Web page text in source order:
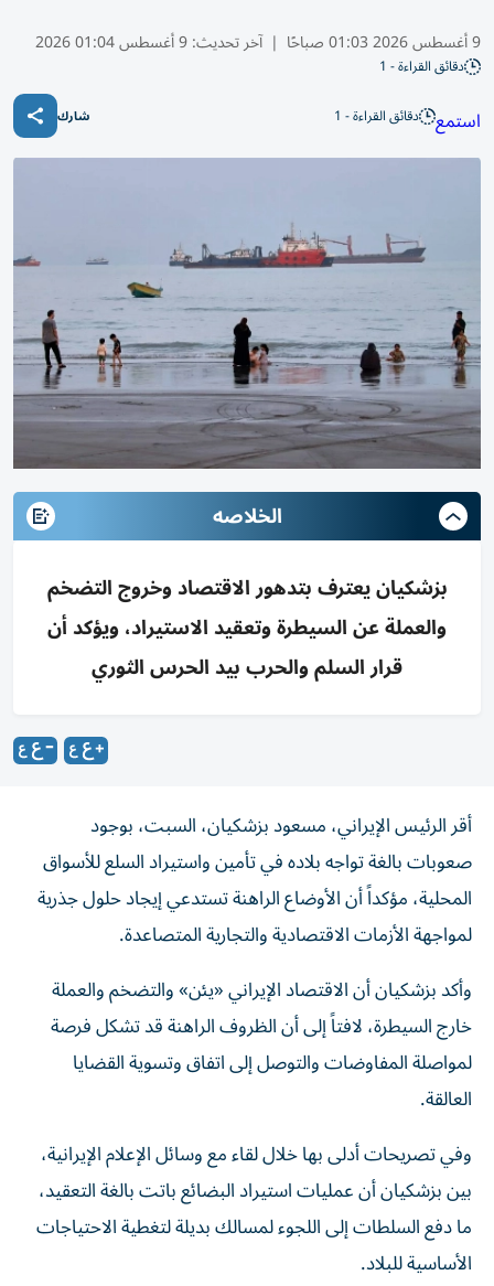
9 أغسطس 2026 01:03 صباحًا | آخر تحديث:9 أغسطس 01:04 2026
دقائق القراءة - 1
استمع دقائق القراءة - 1 شارك
الخلاصه
بزشكيان يعترف بتدهور الاقتصاد وخروج التضخم
والعملة عن السيطرة وتعقيد الاستيراد، ويؤكد أن
قرار السلم والحرب بيد الحرس الثوري
أقر الرئيس الإيراني، مسعود بزشكيان، السبت، بوجود
صعوبات بالغة تواجه بلاده في تأمين واستيراد السلع للأسواق
المحلية، مؤكداً أن الأوضاع الراهنة تستدعي إيجاد حلول جذرية
لمواجهة الأزمات الاقتصادية والتجارية المتصاعدة.
وأكد بزشكيان أن الاقتصاد الإيراني «يئن» والتضخم والعملة
خارج السيطرة، لافتاً إلى أن الظروف الراهنة قد تشكل فرصة
لمواصلة المفاوضات والتوصل إلى اتفاق وتسوية القضايا
العالقة.
وفي تصريحات أدلى بها خلال لقاء مع وسائل الإعلام الإيرانية،
بين بزشكيان أن عمليات استيراد البضائع باتت بالغة التعقيد،
ما دفع السلطات إلى اللجوء لمسالك بديلة لتغطية الاحتياجات
الأساسية للبلاد.